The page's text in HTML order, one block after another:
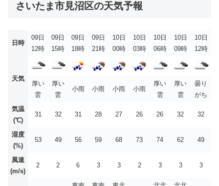
さいたま市見沼区の天気予報
日時
09日
12時
09日
15時
09日
18時
09日
21時
10日
00時
10日
03時
10日
06時
10日
09時
10日
12時
天気
厚い
雲
厚い
雲
小雨 小雨 小雨 小雨
厚い
雲
厚い
雲
曇り
がち
気温
(℃)
31 32 31 28 27 26 26 32 32
湿度
(%)
53 49 56 59 68 73 74 62 49
風速
(m/s)
2 2 6 3 3 2 3 3 3